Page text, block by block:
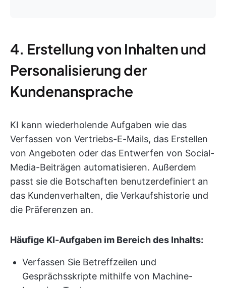
4. Erstellung von Inhalten und
Personalisierung der
Kundenansprache
KI kann wiederholende Aufgaben wie das
Verfassen von Vertriebs-E-Mails, das Erstellen
von Angeboten oder das Entwerfen von Social-
Media-Beiträgen automatisieren. Außerdem
passt sie die Botschaften benutzerdefiniert an
das Kundenverhalten, die Verkaufshistorie und
die Präferenzen an.
Häufige KI-Aufgaben im Bereich des Inhalts:
Verfassen Sie Betreffzeilen und
Gesprächsskripte mithilfe von Machine-